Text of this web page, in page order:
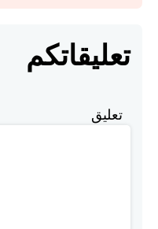
تعليقاتكم
تعليق